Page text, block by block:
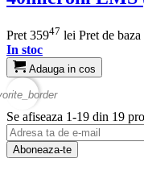
Pret 35947 lei Pret de baza
In stoc
Adauga in cos
Se afiseaza 1-19 din 19
Aboneaza-te